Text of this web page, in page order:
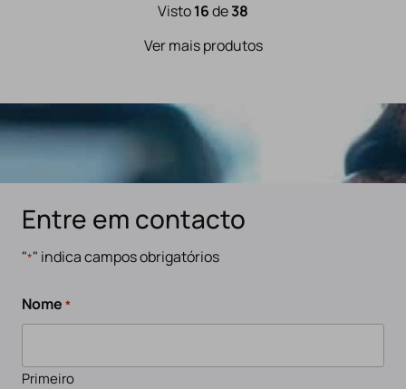
Visto16de38
Ver mais produtos
Entre em contacto
"*" indica campos obrigatórios
Nome *
Primeiro